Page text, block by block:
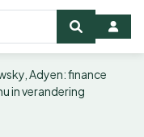
Adyen: finance
in verandering